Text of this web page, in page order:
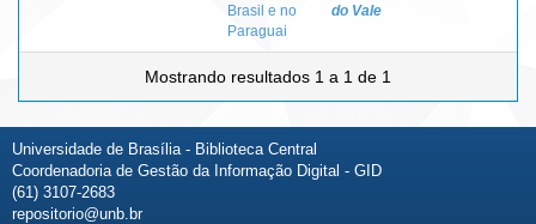
Brasil e no
Paraguai
do Vale
Mostrando resultados 1 a 1 de 1
Universidade de Brasília - Biblioteca Central
Coordenadoria de Gestão da Informação Digital - GID
(61) 3107-2683
repositorio@unb.br